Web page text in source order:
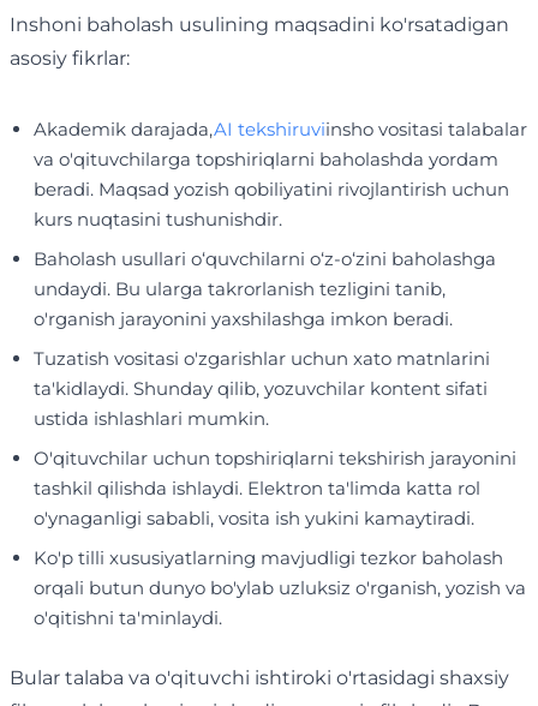
Inshoni baholash usulining maqsadini ko'rsatadigan
asosiy fikrlar:
Akademik darajada,AI tekshiruviinsho vositasi talabalar
va o'qituvchilarga topshiriqlarni baholashda yordam
beradi. Maqsad yozish qobiliyatini rivojlantirish uchun
kurs nuqtasini tushunishdir.
Baholash usullari o‘quvchilarni o‘z-o‘zini baholashga
undaydi. Bu ularga takrorlanish tezligini tanib,
o'rganish jarayonini yaxshilashga imkon beradi.
Tuzatish vositasi o'zgarishlar uchun xato matnlarini
ta'kidlaydi. Shunday qilib, yozuvchilar kontent sifati
ustida ishlashlari mumkin.
O'qituvchilar uchun topshiriqlarni tekshirish jarayonini
tashkil qilishda ishlaydi. Elektron ta'limda katta rol
o'ynaganligi sababli, vosita ish yukini kamaytiradi.
Ko'p tilli xususiyatlarning mavjudligi tezkor baholash
orqali butun dunyo bo'ylab uzluksiz o'rganish, yozish va
o'qitishni ta'minlaydi.
Bular talaba va o'qituvchi ishtiroki o'rtasidagi shaxsiy